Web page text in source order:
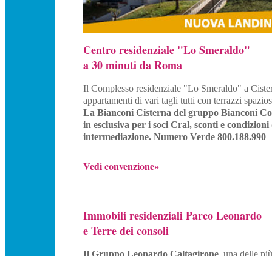
Centro residenziale "Lo Smeraldo"
a 30 minuti da Roma
Il Complesso residenziale "Lo Smeraldo" a
appartamenti di vari tagli tutti con terrazzi
La Bianconi Cisterna del gruppo Bianconi
in esclusiva per i soci Cral, sconti e
intermediazione. Numero Verde 800.188.990
Vedi convenzione»
Immobili residenziali Parco Leonardo
e Terre dei consoli
Il Gruppo Leonardo Caltagirone, una delle